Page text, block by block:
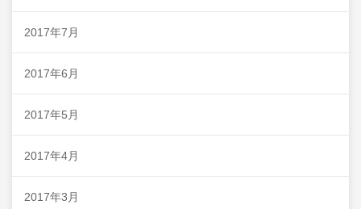
2017年7月
2017年6月
2017年5月
2017年4月
2017年3月